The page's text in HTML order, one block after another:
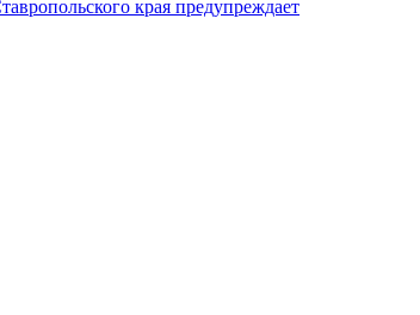
края предупреждает